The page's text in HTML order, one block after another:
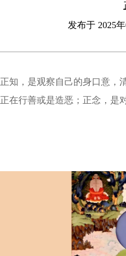
发布于 2025
正知，是观察自己的身口意，
正在行善或是造恶；正念，是